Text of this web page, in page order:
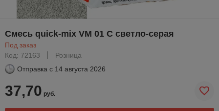
Смесь quick-mix VM 01 C светло-серая
Под заказ
Код: 72163
Розница
Отправка с 14 августа 2026
37,70 руб.